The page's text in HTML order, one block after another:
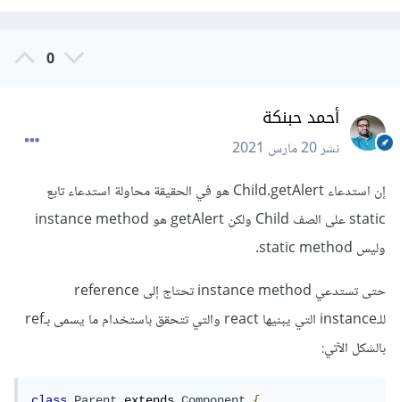
0
أحمد حبنكة
نشر20 مارس 2021
إن استدعاء Child.getAlert هو في الحقيقة محاولة استدعاء تابع
static على الصف Child ولكن getAlert هو instance method
وليس static method.
حتى تستدعي instance method تحتاج إلى reference
للـinstance التي يبنيها react والتي تتحقق باستخدام ما يسمى بـref
بالشكل اﻵتي: